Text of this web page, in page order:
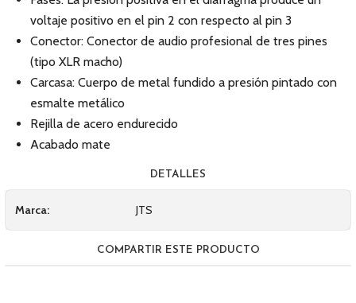
voltaje positivo en el pin 2 con respecto al pin 3
Conector: Conector de audio profesional de tres pines
(tipo XLR macho)
Carcasa: Cuerpo de metal fundido a presión pintado con
esmalte metálico
Rejilla de acero endurecido
Acabado mate
DETALLES
Marca: JTS
COMPARTIR ESTE PRODUCTO